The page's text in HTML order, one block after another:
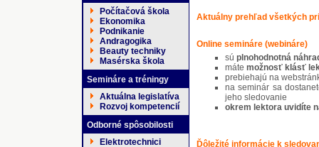
Počítačová škola
Ekonomika
Podnikanie
Andragogika
Beauty techniky
Masérska škola
Semináre a tréningy
Aktuálna legislatíva
Rozvoj kompetencií
Odborné spôsobilosti
Elektrotechnici
Aktuálny prehľad všetkých
Online semináre (webináre)
sú plnohodnotná
máte možnosť klásť
prebiehajú na
na seminár sa
jeho sledovanie
okrem lektora uvidíte
Ďôležité informácie k